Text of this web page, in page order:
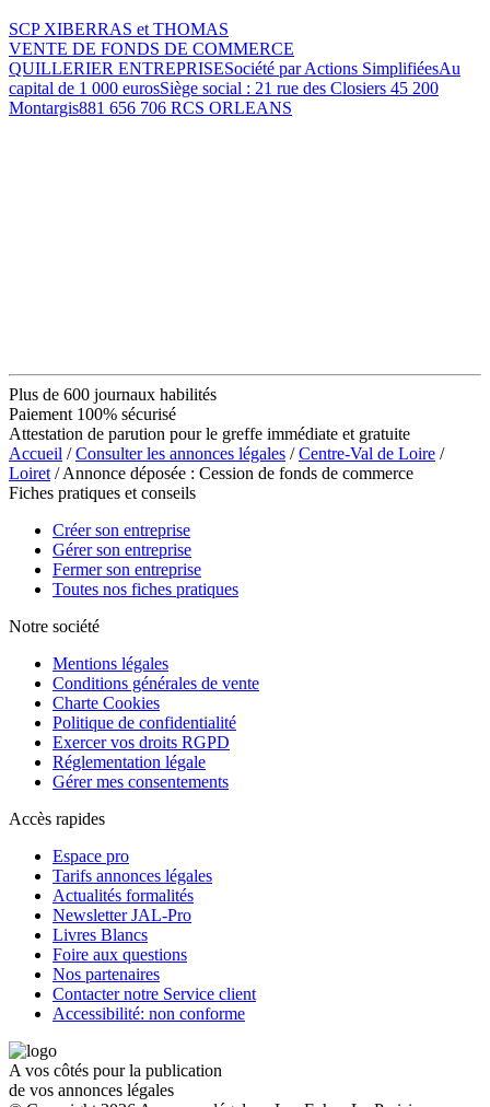
SCP XIBERRAS et THOMAS
VENTE DE FONDS DE COMMERCE
QUILLERIER ENTREPRISESociété par Actions SimplifiéesAu
capital de 1 000 eurosSiège social : 21 rue des Closiers 45 200
Montargis881 656 706 RCS ORLEANS
Plus de 600 journaux habilités
Paiement 100% sécurisé
Attestation de parution pour le greffe immédiate et gratuite
Accueil /Consulter les annonces légales /Centre-Val de Loire /
Loiret / Annonce déposée : Cession de fonds de commerce
Fiches pratiques et conseils
Créer son entreprise
Gérer son entreprise
Fermer son entreprise
Toutes nos fiches pratiques
Notre société
Mentions légales
Conditions générales de vente
Charte Cookies
Politique de confidentialité
Exercer vos droits RGPD
Réglementation légale
Gérer mes consentements
Accès rapides
Espace pro
Tarifs annonces légales
Actualités formalités
Newsletter JAL-Pro
Livres Blancs
Foire aux questions
Nos partenaires
Contacter notre Service client
Accessibilité: non conforme
A vos côtés pour la publication
de vos annonces légales